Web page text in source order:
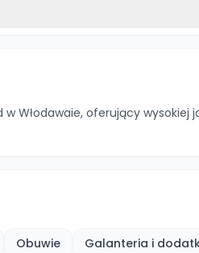
Włodawaie, oferujący wysokiej
Obuwie
Galanteria i